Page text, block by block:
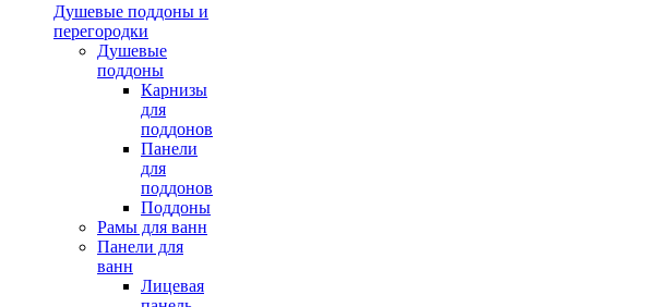
Душевые поддоны и
перегородки
Душевые
поддоны
Карнизы
для
поддонов
Панели
для
поддонов
Поддоны
Рамы для ванн
Панели для
ванн
Лицевая